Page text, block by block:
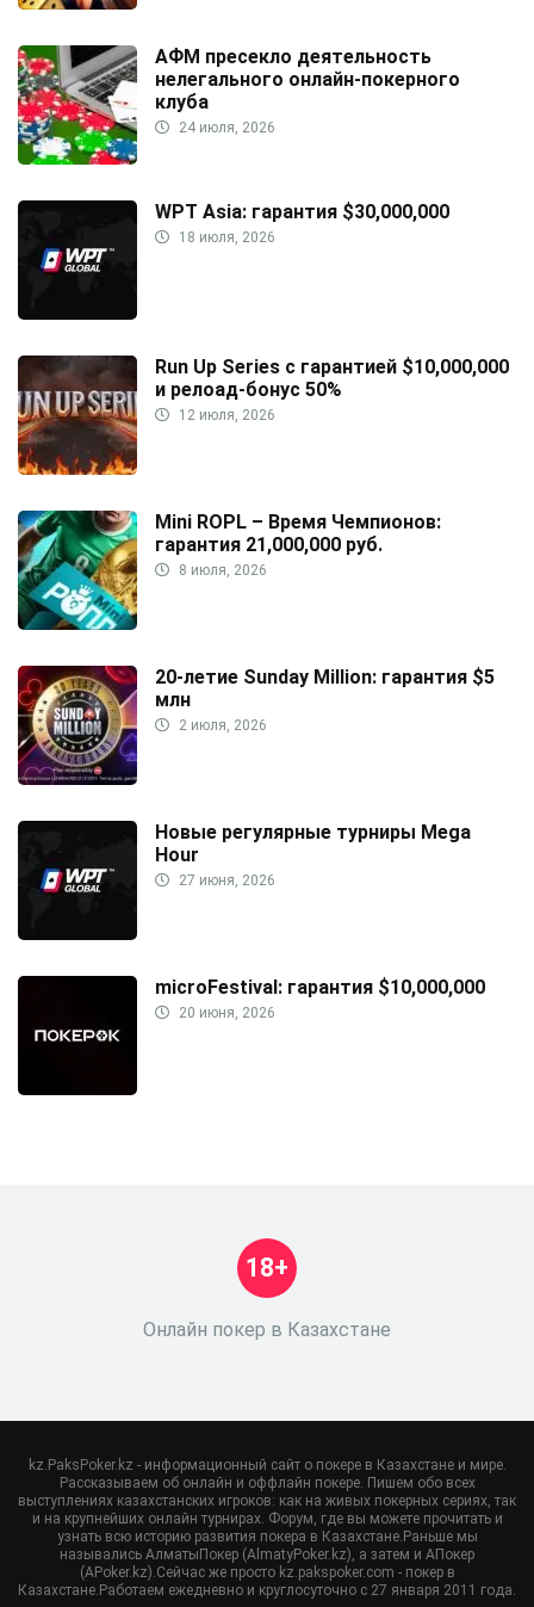
АФМ пресекло деятельность
нелегального онлайн-покерного
клуба
24 июля, 2026
WPT Asia: гарантия $30,000,000
18 июля, 2026
Run Up Series с гарантией $10,000,000
и релоад-бонус 50%
12 июля, 2026
Mini ROPL – Время Чемпионов:
гарантия 21,000,000 руб.
8 июля, 2026
20-летие Sunday Million: гарантия $5
млн
2 июля, 2026
Новые регулярные турниры Mega
Hour
27 июня, 2026
microFestival: гарантия $10,000,000
20 июня, 2026
Онлайн покер в Казахстане
18+
kz.PaksPoker.kz - информационный сайт о покере в Казахстане и мире.
Рассказываем об онлайн и оффлайн покере. Пишем обо всех
выступлениях казахстанских игроков: как на живых покерных сериях, так
и на крупнейших онлайн турнирах. Форум, где вы можете прочитать и
узнать всю историю развития покера в Казахстане.Раньше мы
назывались АлматыПокер (AlmatyPoker.kz), а затем и АПокер
(APoker.kz).Сейчас же просто kz.pakspoker.com - покер в
Казахстане.Работаем ежедневно и круглосуточно с 27 января 2011 года.